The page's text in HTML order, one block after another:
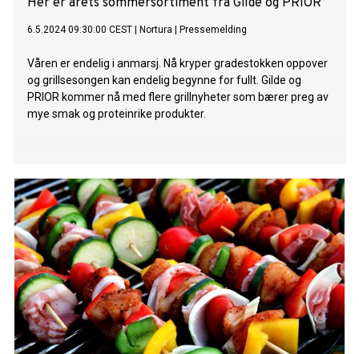
Her er årets sommersortiment fra Gilde og PRIOR
6.5.2024 09:30:00 CEST Nortura Pressemelding
Våren er endelig i anmarsj. Nå kryper gradestokken oppover
og grillsesongen kan endelig begynne for fullt. Gilde og
PRIOR kommer nå med flere grillnyheter som bærer preg av
mye smak og proteinrike produkter.